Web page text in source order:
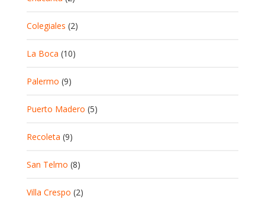
Colegiales (2)
La Boca (10)
Palermo (9)
Puerto Madero (5)
Recoleta (9)
San Telmo (8)
Villa Crespo (2)